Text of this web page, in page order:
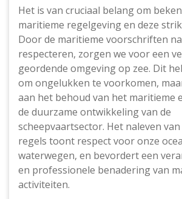
Het is van cruciaal belang om
maritieme regelgeving en deze
Door de maritieme voorschriften
respecteren, zorgen we voor een
geordende omgeving op zee. Dit
om ongelukken te voorkomen,
aan het behoud van het maritieme
de duurzame ontwikkeling van de
scheepvaartsector. Het naleven
regels toont respect voor onze
waterwegen, en bevordert een
en professionele benadering van
activiteiten.